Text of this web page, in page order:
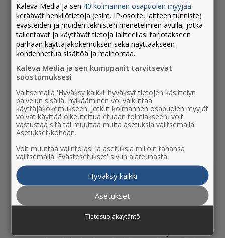
Ääni- ja puhesisältöjä on nykyään joka
puolella, ja niin on radiokin. Kuuleminen
herättää vahvoja mielikuvia ja tunteita,
jotka muistetaan ja koetaan nähtyjä
pidempään ja voimakkaammin.
Radio Kaleva toi uuden paikallisradion
Ouluun ja Raaheen helmikuussa 2022.
Kuuluvuusalue on kasvanut nyt laajemmin
Pohjois-Pohjanmaalle ja Lappiin.
Paikallisuus puhuttelee ja kiinnostaa
paikallisten mainostajien ääni pääsee
oikeuksiinsa.
Miksi mainostaa radiossa?
Elämässä mukana.Tavoitat
Kaleva Media ja sen 40 kolmannen osapuolen myyjää
keräävät henkilötietoja (esim. IP-osoite, laitteen tunniste)
evästeiden ja muiden teknisten menetelmien avulla, jotka
tallentavat ja käyttävät tietoja laitteellasi tarjotakseen
parhaan käyttäjäkokemuksen sekä näyttääkseen
kohdennettua sisältöä ja mainontaa.
Kaleva Media ja sen kumppanit tarvitsevat
suostumuksesi
Valitsemalla 'Hyväksy kaikki' hyväksyt tietojen käsittelyn
palvelun sisällä, hylkääminen voi vaikuttaa
käyttäjäkokemukseen. Jotkut kolmannen osapuolen myyjät
voivat käyttää oikeutettua etuaan toimiakseen, voit
vastustaa sitä tai muuttaa muita asetuksia valitsemalla
Asetukset-kohdan.
Voit muuttaa valintojasi ja asetuksia milloin tahansa
valitsemalla 'Evästesetukset' sivun alareunasta.
Hyväksy kaikki
Asetukset
Tietosuojakäytäntö